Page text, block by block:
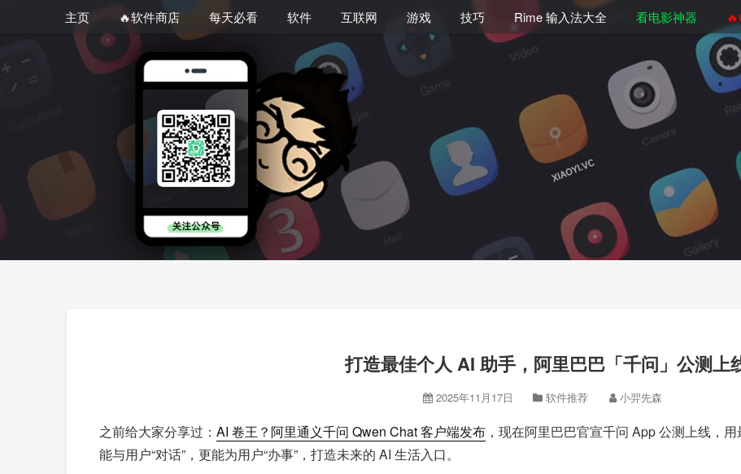
主页 🔥软件商店 每天必看 软件 互联网 游戏 技巧 Rime 输入法大全 看电影神器
打造最佳个人 AI 助手，阿里巴巴「千问」公测上
2025年11月17日 软件推荐 小羿先森
之前给大家分享过： AI 卷王？阿里通义千问 Qwen Chat 客户端发布 ，现在阿里巴巴官宣千问 App 公测上线，
能与用户“对话”，更能为用户“办事”，打造未来的 AI 生活入口。